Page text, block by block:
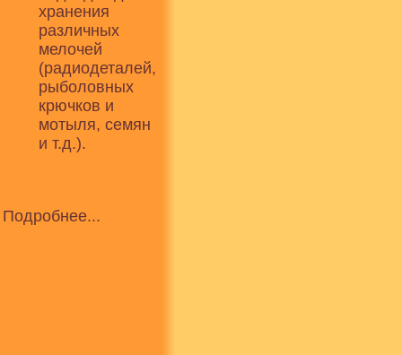
хранения
различных
мелочей
(радиодеталей,
рыболовных
крючков и
мотыля, семян
и т.д.).
Подробнее...